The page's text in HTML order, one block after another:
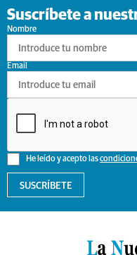
Suscríbete a
Nombre
He leído y acepto las
Email
SUSCRÍBETE